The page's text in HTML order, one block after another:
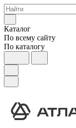
Каталог
По всему сайту
По каталогу